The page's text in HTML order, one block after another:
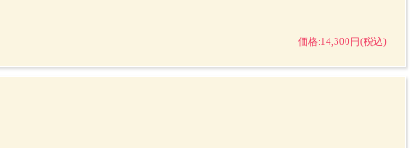
価格:14,300円(税込)